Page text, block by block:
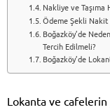
Nakliye ve Taşıma
Ödeme Şekli Nakit
Boğazköy’de
Tercih Edilmeli?
Boğazköy’de
Lokanta ve